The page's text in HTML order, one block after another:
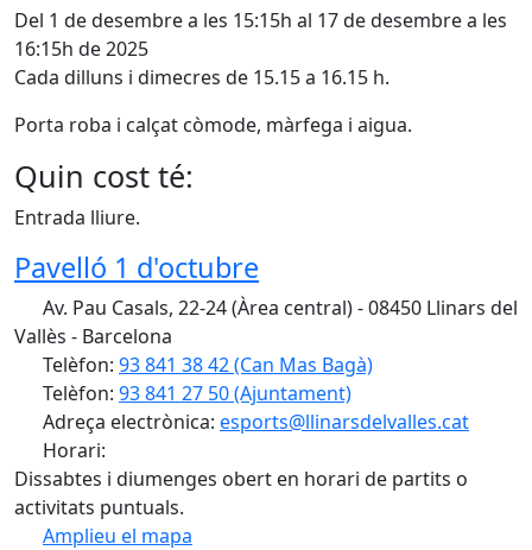
Del 1 de desembre a les 15:15h al 17 de desembre a les
16:15h de 2025
Cada dilluns i dimecres de 15.15 a 16.15 h.
Porta roba i calçat còmode, màrfega i aigua.
Quin cost té:
Entrada lliure.
Pavelló 1 d'octubre
Av. Pau Casals, 22-24 (Àrea central) - 08450 Llinars del
Vallès - Barcelona
Telèfon: 93 841 38 42 (Can Mas Bagà)
Telèfon: 93 841 27 50 (Ajuntament)
Adreça electrònica: esports@llinarsdelvalles.cat
Horari:
Dissabtes i diumenges obert en horari de partits o
activitats puntuals.
Amplieu el mapa